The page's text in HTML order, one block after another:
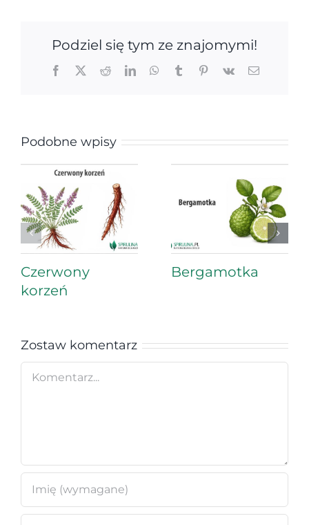
Podziel się tym ze znajomymi!
Facebook
X RedditLinkedInWhatsApp
TumblrPinterest
Vk Email
Podobne wpisy
Czerwony
korzeń
Bergamotka
Zostaw komentarz